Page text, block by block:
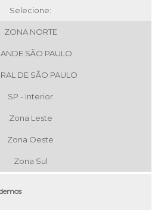
Selecione:
ZONA NORTE
SÃO PAULO
DE SÃO PAULO
SP - Interior
Zona Leste
Zona Oeste
Zona Sul